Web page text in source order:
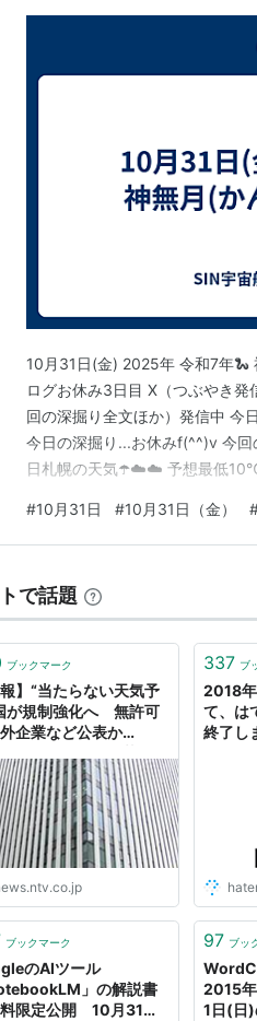
1976年 山本耕史（俳優）
1980年 中村憲剛 (サッカー)
てなダイアラー・はてなスタッ
www.d4.dion.ne.jp/
www.d4.dion.ne.jp/
www.d4.dion.ne.jp/
ト：リスト::○月○日
10月31日(金) 2025年 令和7年🐍
ログお休み3日目 X（つぶやき
回の深掘り全文ほか）発信中
今日の深掘り...お休みf(^^)v 今
日札幌の天気☂️☁️☁️ 予想最低
#10月31日 #10月31日（金）
で話題
ブックマーク
報】“当たらない天気予
が規制強化へ 無許可
企業など公表か
NEWS NNN
337 ブ
2018
て、は
終了し
しま
変更、
ブックマーク
のAIツール
」の解説書
限定公開 10月31日
97 ブッ
2015
1日(日